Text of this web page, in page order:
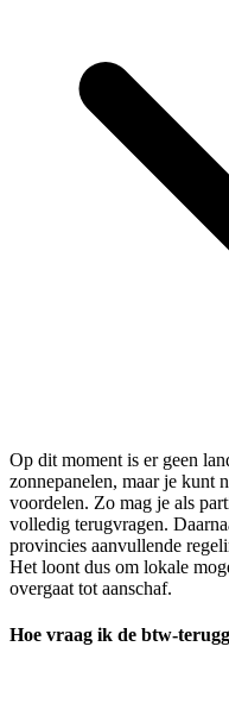
Op dit moment is er geen
zonnepanelen, maar je kunt
voordelen. Zo mag je als
volledig terugvragen.
provincies aanvullende
Het loont dus om lokale
overgaat tot aanschaf.
Hoe vraag ik de btw-